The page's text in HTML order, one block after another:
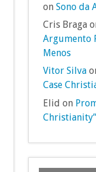
onSono da
Cris Braga
Argumento
Menos
Vitor Silva
Case
Elid on